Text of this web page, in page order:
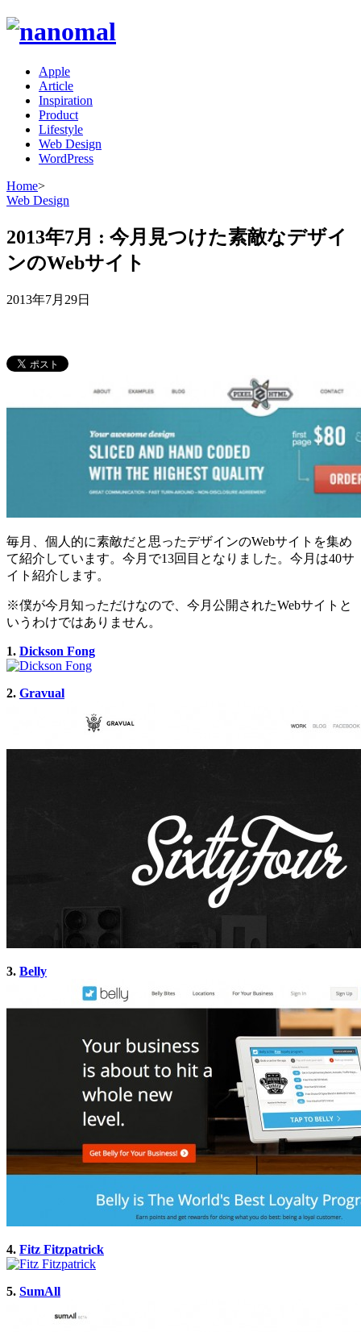
Apple
Article
Inspiration
Product
Lifestyle
Web Design
WordPress
Home>
Web Design
2013年7月 : 今月見つけた素敵なデザイ
ンのWebサイト
2013年7月29日
毎月、個人的に素敵だと思ったデザインのWebサイトを集め
て紹介しています。今月で13回目となりました。今月は40サ
イト紹介します。
※僕が今月知っただけなので、今月公開されたWebサイトと
いうわけではありません。
1. Dickson Fong
2. Gravual
3. Belly
4. Fitz Fitzpatrick
5. SumAll